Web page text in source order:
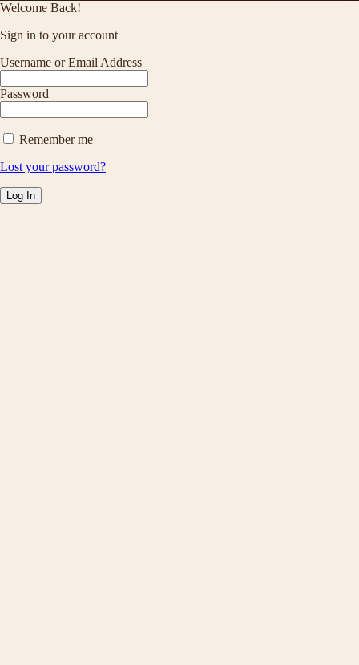
Welcome Back!
Sign in to your account
Username or Email Address
Password
Remember me
Lost your password?